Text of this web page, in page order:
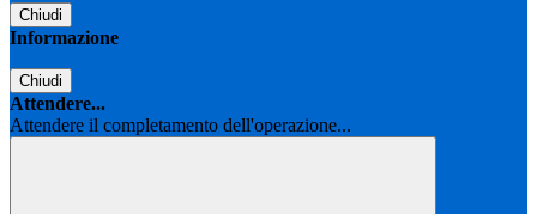
Chiudi
Informazione
Chiudi
Attendere...
Attendere il completamento dell'operazione...